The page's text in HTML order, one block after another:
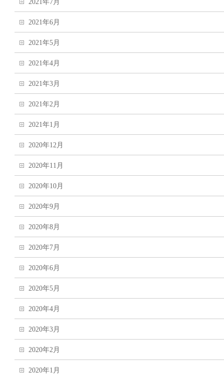
2021年7月
2021年6月
2021年5月
2021年4月
2021年3月
2021年2月
2021年1月
2020年12月
2020年11月
2020年10月
2020年9月
2020年8月
2020年7月
2020年6月
2020年5月
2020年4月
2020年3月
2020年2月
2020年1月